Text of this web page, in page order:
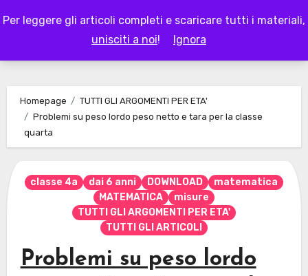
Per leggere gli articoli completi e scaricare tutti i materiali,
unisciti a noi! Ignora
to
LAPAPPADOLCE
Homepage
TUTTI GLI ARGOMENTI PER ETA'
Problemi su peso lordo peso netto e tara per la classe
quarta
classe 4a dai 6 anni DOWNLOAD
matematica
MATEMATICA
misure
TUTTI GLI ARGOMENTI PER ETA'
TUTTI GLI ARTICOLI
Problemi su peso lordo